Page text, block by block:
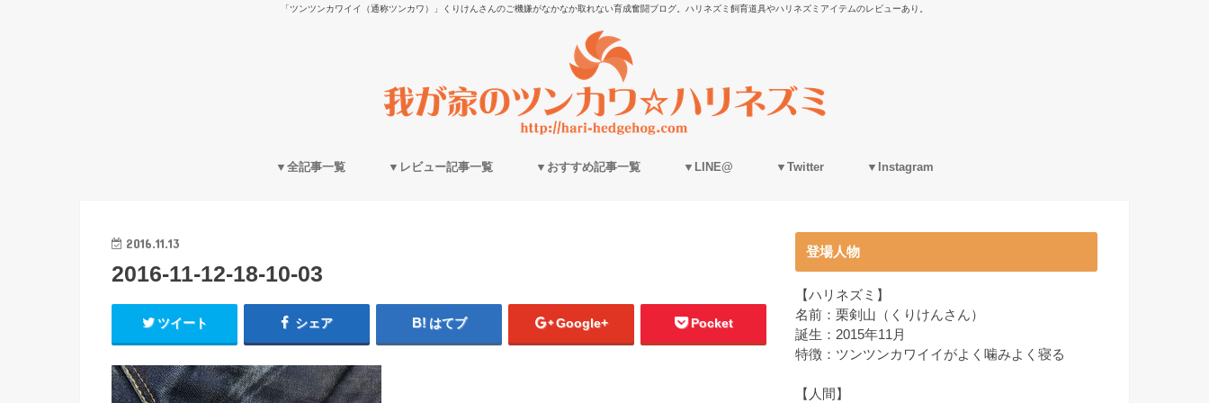
「ツンツンカワイイ（通称ツンカワ）」くりけんさんのご機嫌がなかなか取れない育成奮闘ブログ。ハリネズミ飼育道具やハリネズミアイテムのレビューあり。
▼全記事一覧 ▼レビュー記事一覧 ▼おすすめ記事一覧 ▼LINE@ ▼Twitter ▼Instagram
2016.11.13
2016-11-12-18-10-03
ツイート シェア はてブ Google+ Pocket
登場人物
【ハリネズミ】
名前：栗剣山（くりけんさん）
誕生：2015年11月
特徴：ツンツンカワイイがよく噛みよく寝る
【人間】